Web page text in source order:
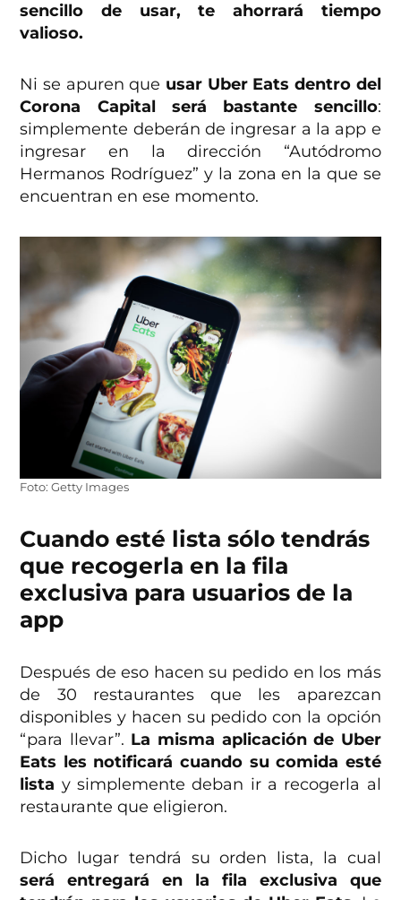
sencillo de usar, te ahorrará tiempo
valioso.
Ni se apuren que usar Uber Eats dentro del
Corona Capital será bastante sencillo:
simplemente deberán de ingresar a la app e
ingresar en la dirección “Autódromo
Hermanos Rodríguez” y la zona en la que se
encuentran en ese momento.
Foto: Getty Images
Cuando esté lista sólo tendrás
que recogerla en la fila
exclusiva para usuarios de la
app
Después de eso hacen su pedido en los más
de 30 restaurantes que les aparezcan
disponibles y hacen su pedido con la opción
“para llevar”. La misma aplicación de Uber
Eats les notificará cuando su comida esté
lista y simplemente deban ir a recogerla al
restaurante que eligieron.
Dicho lugar tendrá su orden lista, la cual
será entregará en la fila exclusiva que